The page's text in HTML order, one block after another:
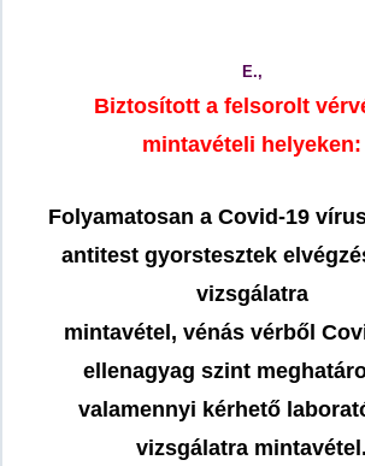
E.,
Biztosított a felsorolt v
mintavételi helyeken:
Folyamatosan a Covid-19
antitest gyorstesztek
vizsgálatra
mintavétel , vénás vérből
ellenagyag szint
valamennyi kérhető
vizsgálatra mintavétel.